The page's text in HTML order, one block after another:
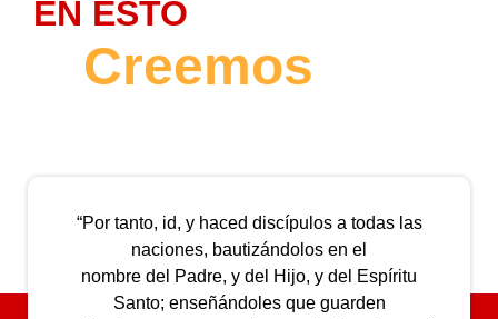
EN ESTO
Creemos
“Por tanto, id, y haced discípulos a todas las
naciones, bautizándolos en el
nombre del Padre, y del Hijo, y del Espíritu
Santo; enseñándoles que guarden